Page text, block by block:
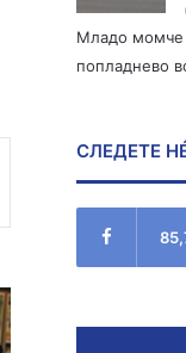
Младо момче
попладнево
СЛЕДЕТЕ